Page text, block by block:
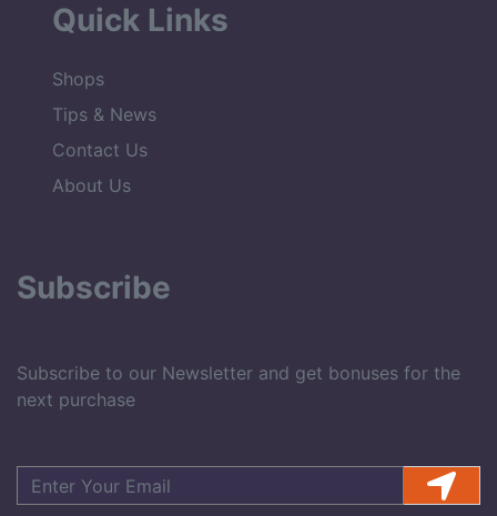
Quick Links
Shops
Tips & News
Contact Us
About Us
Subscribe
Subscribe to our Newsletter and get bonuses for the
next purchase